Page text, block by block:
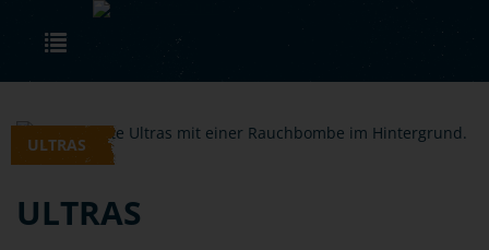
Skip to main content
ULTRAS
ULTRAS